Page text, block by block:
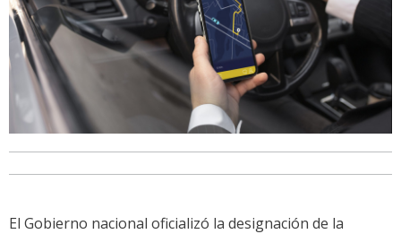
El Gobierno nacional oficializó la designación de la